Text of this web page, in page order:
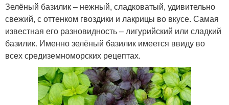
Зелёный базилик – нежный, сладковатый, удивительно
свежий, с оттенком гвоздики и лакрицы во вкусе. Самая
известная его разновидность – лигурийский или сладкий
базилик. Именно зелёный базилик имеется ввиду во
всех средиземноморских рецептах.